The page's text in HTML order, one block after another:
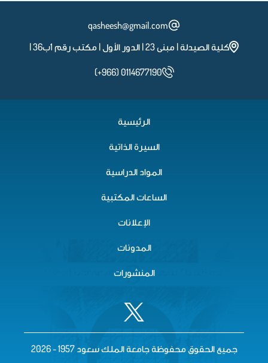
qasheesh@gmail.com
كلية الصيدلة | مبنى 23 | الدور الأول | مكتب رقم 1ب36 |
(+966) 0114677190
الرئيسية
السيرة الذاتية
المواد الدراسية
الساعات المكتبية
الإعلانات
المدونات
المنشورات
جميع الحقوق محفوظة جامعة الملك سعود 1957 - 2026